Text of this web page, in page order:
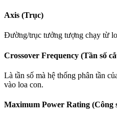
Axis (Trục)
Đường/trục tưởng tượng chạy từ
Crossover Frequency (Tần số
Là tần số mà hệ thống phân tần
vào loa con.
Maximum Power Rating (Công